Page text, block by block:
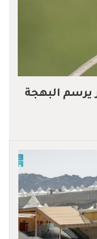
يرسم البهجة